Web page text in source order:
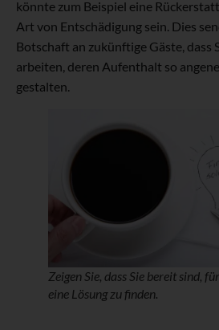
könnte zum Beispiel eine
Art von Entschädigung sein. Dies
Botschaft an zukünftige Gäste, dass
arbeiten, deren Aufenthalt so
gestalten.
Zeigen Sie, dass Sie bereit sind,
eine Lösung zu finden.